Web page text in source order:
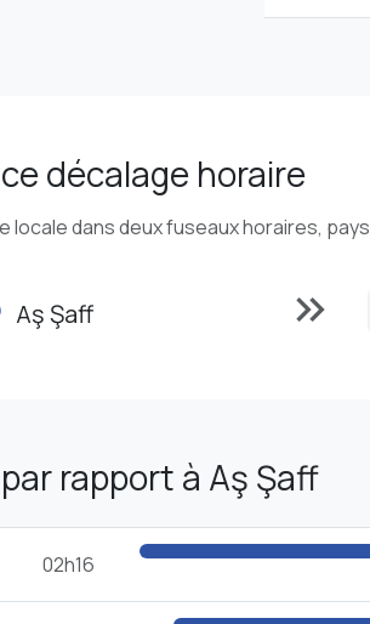
décalage horaire
locale dans deux fuseaux horaires,
Aş Şaff keyboard_double_arrow_right
rapport à Aş Şaff
02h16